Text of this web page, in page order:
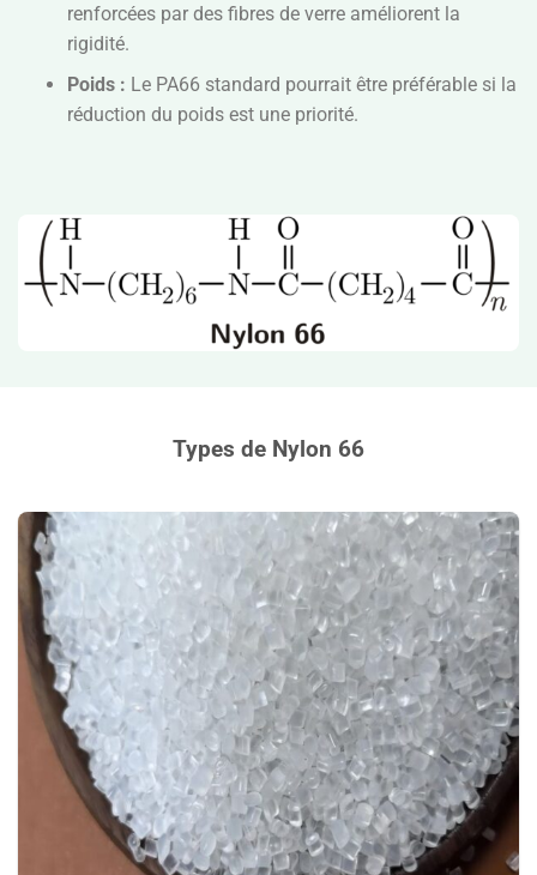
renforcées par des fibres de verre améliorent la
rigidité.
Poids : Le PA66 standard pourrait être préférable si la
réduction du poids est une priorité.
Types de Nylon 66